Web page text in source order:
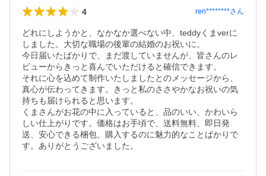
4 ren********さん
どれにしようかと、なかなか選べない中、teddyくまverに
しました。大切な職場の後輩の結婚のお祝いに。
今日届いたばかりで、まだ渡していませんが、皆さんのレ
ビューからきっと喜んでいただけると確信できます。
それに心を込めて制作いたしましたとのメッセージから、
真心が伝わってきます。きっと私のささやかなお祝いの気
持ちも届けられると思います。
くまさんがお花の中に入っていると、品のいい、かわいら
しい仕上がりです。価格はお手頃で、送料無料、即日発
送、安心できる梱包、購入するのに魅力的なことばかりで
す。ありがとうございました。